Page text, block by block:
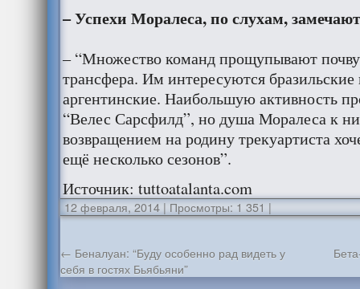
– Успехи Моралеса, по слухам,
– “Множество команд прощупывают
трансфера. Им интересуются
аргентинские. Наибольшую активность
“Велес Сарсфилд”, но душа Моралеса к
возвращением на родину трекуартиста
ещё несколько сезонов”.
Источник: tuttoatalanta.com
12 февраля, 2014 | Просмотры: 1 351 |
← Беналуан: “Буду особенно рад видеть у
себя в гостях Бьябьяни”